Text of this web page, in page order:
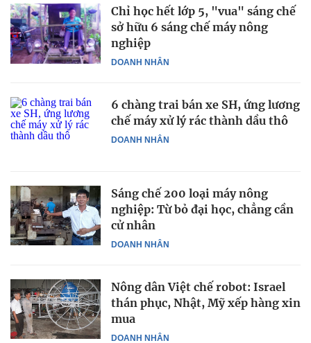
DOANH NHÂN
Chỉ học hết lớp 5, "vua" sáng chế
sở hữu 6 sáng chế máy nông
nghiệp
DOANH NHÂN
6 chàng trai bán xe SH, ứng lương
chế máy xử lý rác thành dầu thô
DOANH NHÂN
Sáng chế 200 loại máy nông
nghiệp: Từ bỏ đại học, chẳng cần
cử nhân
DOANH NHÂN
Nông dân Việt chế robot: Israel
thán phục, Nhật, Mỹ xếp hàng xin
mua